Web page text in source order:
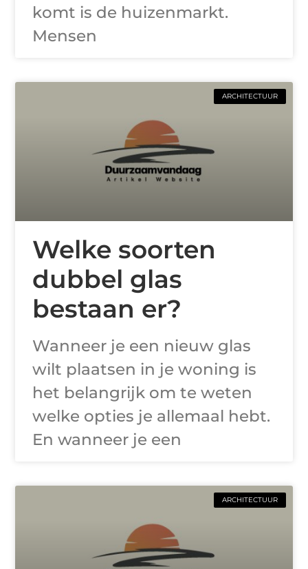
komt is de huizenmarkt.
Mensen
ARCHITECTUUR
Welke soorten
dubbel glas
bestaan er?
Wanneer je een nieuw glas
wilt plaatsen in je woning is
het belangrijk om te weten
welke opties je allemaal hebt.
En wanneer je een
ARCHITECTUUR